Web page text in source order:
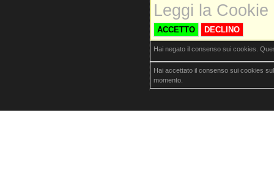
Leggi la Cookie
ACCETTO DECLINO
Hai negato il consenso sui cookies.
Hai accettato il consenso sui cookies
momento.